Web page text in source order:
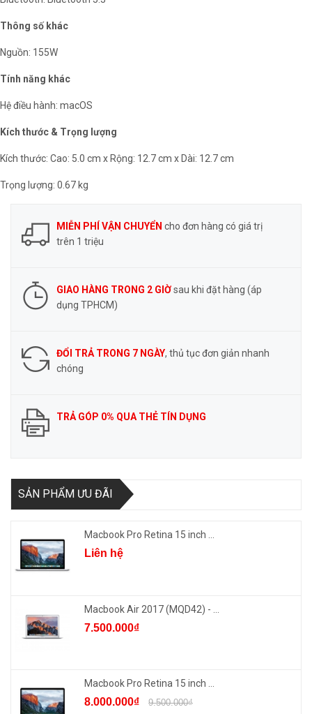
Thông số khác
Nguồn: 155W
Tính năng khác
Hệ điều hành: macOS
Kích thước & Trọng lượng
Kích thước: Cao: 5.0 cm x Rộng: 12.7 cm x Dài: 12.7 cm
Trọng lượng: 0.67 kg
MIỄN PHÍ VẬN CHUYỂN cho đơn hàng có giá trị
trên 1 triệu
GIAO HÀNG TRONG 2 GIỜsau khi đặt hàng (áp
dụng TPHCM)
ĐỔI TRẢ TRONG 7 NGÀY, thủ tục đơn giản nhanh
chóng
TRẢ GÓP 0% QUA THẺ TÍN DỤNG
SẢN PHẨM ƯU ĐÃI
Macbook Pro Retina 15 inch ...
Liên hệ
Macbook Air 2017 (MQD42) - ...
7.500.000₫
Macbook Pro Retina 15 inch ...
8.000.000₫ 9.500.000₫